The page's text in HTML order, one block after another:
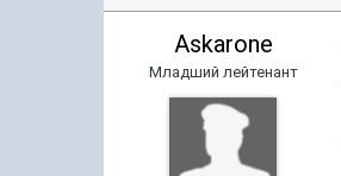
Askarone
Младший лейтенант